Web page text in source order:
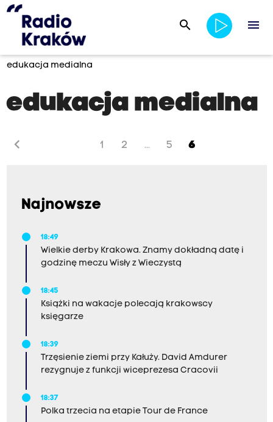
search menu
edukacja medialna
edukacja medialna
chevron_left 1 2 ... 5 6
Najnowsze
18:49
Wielkie derby Krakowa. Znamy dokładną datę i
godzinę meczu Wisły z Wieczystą
18:45
Książki na wakacje polecają krakowscy
księgarze
18:39
Trzęsienie ziemi przy Kałuży. David Amdurer
rezygnuje z funkcji wiceprezesa Cracovii
18:37
Polka trzecia na etapie Tour de France